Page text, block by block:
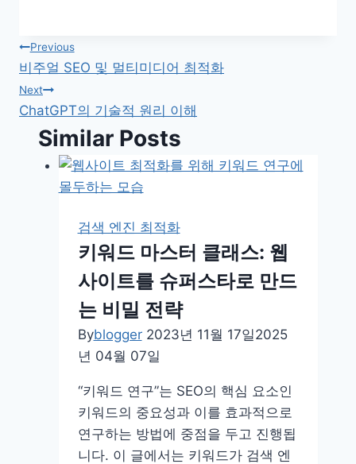
글
탐
색
Previous
비주얼 SEO 및 멀티미디어 최적화
Next
ChatGPT의 기술적 원리 이해
Similar Posts
검색 엔진 최적화
키워드 마스터 클래스: 웹
사이트를 슈퍼스타로 만드
는 비밀 전략
Byblogger 2023년 11월 17일2025
년 04월 07일
“키워드 연구”는 SEO의 핵심 요소인
키워드의 중요성과 이를 효과적으로
연구하는 방법에 중점을 두고 진행됩
니다. 이 글에서는 키워드가 검색 엔